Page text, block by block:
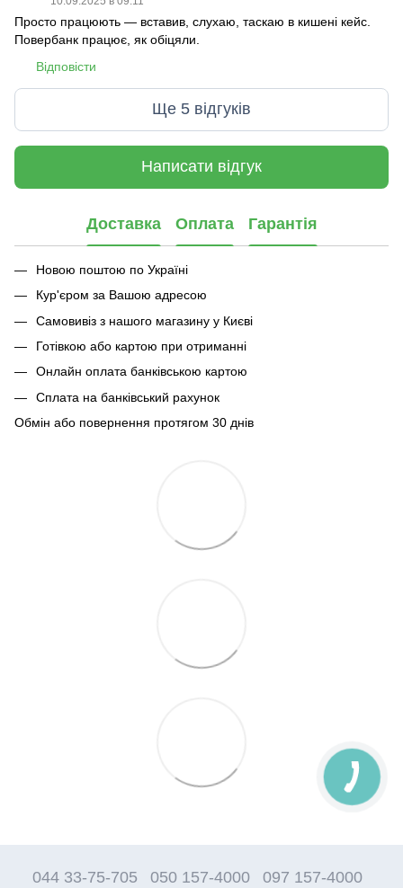
Просто працюють — вставив, слухаю, таскаю в кишені кейс.
Повербанк працює, як обіцяли.
Відповісти
Ще 5 відгуків
Написати відгук
Доставка Оплата Гарантія
Новою поштою по Україні
Кур'єром за Вашою адресою
Самовивіз з нашого магазину у Києві
Готівкою або картою при отриманні
Онлайн оплата банківською картою
Сплата на банківський рахунок
Обмін або повернення протягом 30 днів
044 33-75-705 050 157-4000 097 157-4000